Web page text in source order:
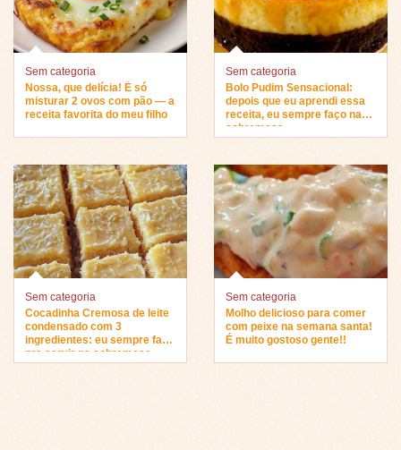
Sem categoria
Nossa, que delícia! É só
misturar 2 ovos com pão — a
receita favorita do meu filho
Sem categoria
Bolo Pudim Sensacional:
depois que eu aprendi essa
receita, eu sempre faço na
sobremesa…
Sem categoria
Cocadinha Cremosa de leite
condensado com 3
ingredientes: eu sempre faço
pra servir na sobremesa…
Sem categoria
Molho delicioso para comer
com peixe na semana santa!
É muito gostoso gente!!